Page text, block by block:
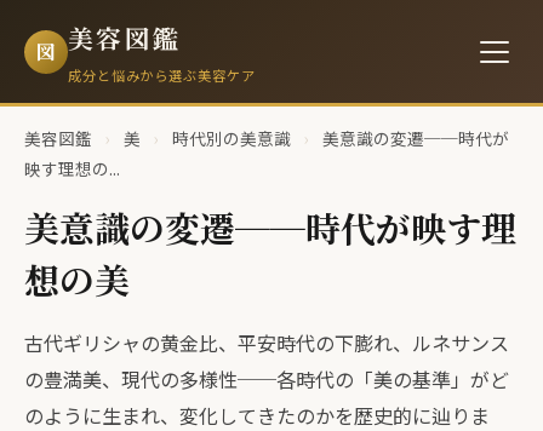
図 美容図鑑
成分と悩みから選ぶ美容ケア
美容図鑑 › 美 › 時代別の美意識 › 美意識の変遷──時代が
映す理想の...
美意識の変遷──時代が映す理
想の美
古代ギリシャの黄金比、平安時代の下膨れ、ルネサンス
の豊満美、現代の多様性──各時代の「美の基準」がど
のように生まれ、変化してきたのかを歴史的に辿りま